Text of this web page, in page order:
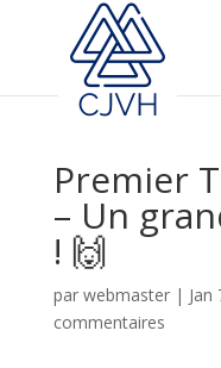
Premier
– Un
! 🙌
par webmaster| Jan
commentaires